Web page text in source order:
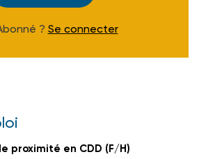
? Se connecter
proximité en CDD (F/H)